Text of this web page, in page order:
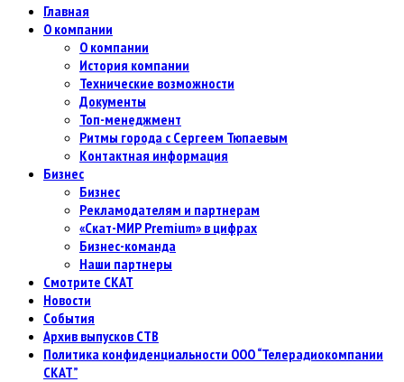
Главная
О компании
О компании
История компании
Технические возможности
Документы
Топ-менеджмент
Ритмы города с Сергеем Тюпаевым
Контактная информация
Бизнес
Бизнес
Рекламодателям и партнерам
«Скат-МИР Premium» в цифрах
Бизнес-команда
Наши партнеры
Смотрите СКАТ
Новости
События
Архив выпусков СТВ
Политика конфиденциальности ООО “Телерадиокомпании
СКАТ”